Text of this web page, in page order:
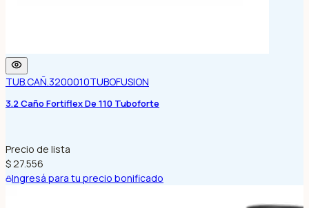
TUB.CAÑ.3200010TUBOFUSION
3.2 Caño Fortiflex De 110 Tuboforte
Precio de lista
$ 27.556
Ingresá para tu precio bonificado